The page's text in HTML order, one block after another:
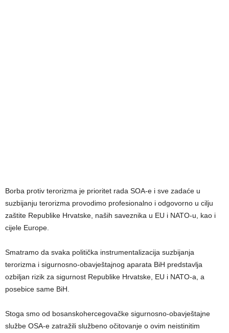
Borba protiv terorizma je prioritet rada SOA-e i sve zadaće u
suzbijanju terorizma provodimo profesionalno i odgovorno u cilju
zaštite Republike Hrvatske, naših saveznika u EU i NATO-u, kao i
cijele Europe.
Smatramo da svaka politička instrumentalizacija suzbijanja
terorizma i sigurnosno-obavještajnog aparata BiH predstavlja
ozbiljan rizik za sigurnost Republike Hrvatske, EU i NATO-a, a
posebice same BiH.
Stoga smo od bosanskohercegovačke sigurnosno-obavještajne
službe OSA-e zatražili službeno očitovanje o ovim neistinitim